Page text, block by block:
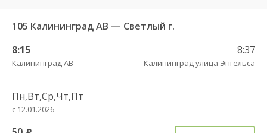
105 Калининград АВ — Светлый г.
8:15
Калининград АВ
8:37
Калининград улица Энгельса
Пн,Вт,Ср,Чт,Пт
с 12.01.2026